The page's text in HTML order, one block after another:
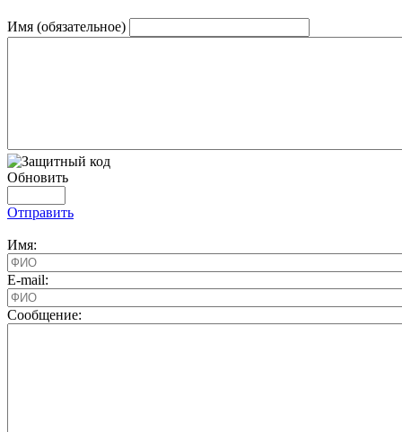
Имя (обязательное)
Обновить
Отправить
Имя:
E-mail:
Cообщение: